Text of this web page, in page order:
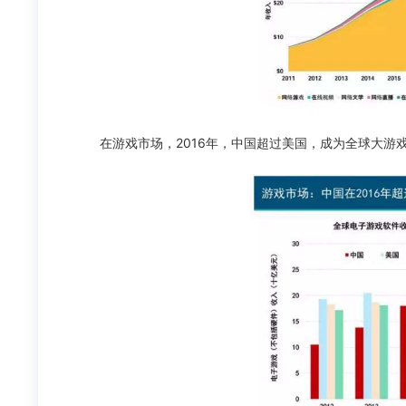
在游戏市场，2016年，中国超过美国，成为全球大游